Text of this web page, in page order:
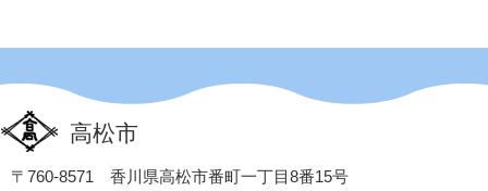
高松市
〒760-8571 香川県高松市番町一丁目8番15号